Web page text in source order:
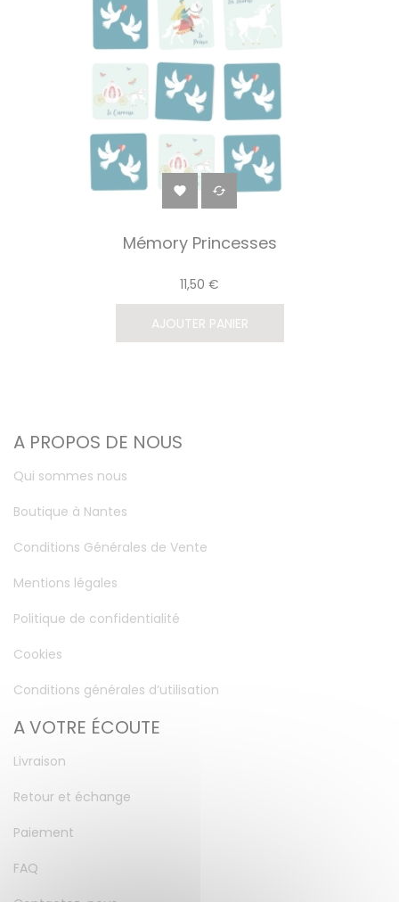
 
Mémory Princesses
11,50 €
AJOUTER PANIER
A PROPOS DE NOUS
Qui sommes nous
Boutique à Nantes
Conditions Générales de Vente
Mentions légales
Politique de confidentialité
Cookies
Conditions générales d’utilisation
A VOTRE ÉCOUTE
Livraison
Retour et échange
Paiement
FAQ